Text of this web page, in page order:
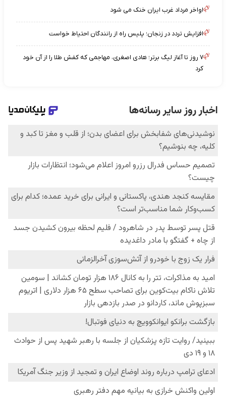
اواخر مرداد غرب ایران خنک می شود
افزایش تردد در زنجان؛ پلیس راه از رانندگان احتیاط خواست
۷ روز تا آغاز لیگ برتر؛ هادی اصغری، مهاجمی که کفش طلا را از آن خود
کرد